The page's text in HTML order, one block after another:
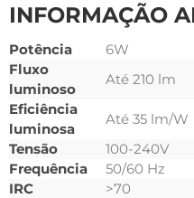
INFORMAÇÃO
Potência
6W
Fluxo
luminoso
Até 210 lm
Eficiência
luminosa
Até 35 lm/W
Tensão
100-240V
Frequência
50/60 Hz
IRC
>70